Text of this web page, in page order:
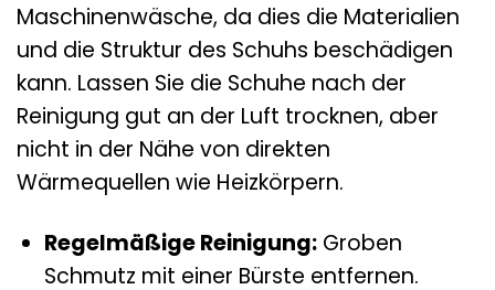
Maschinenwäsche, da dies die Materialien
und die Struktur des Schuhs beschädigen
kann. Lassen Sie die Schuhe nach der
Reinigung gut an der Luft trocknen, aber
nicht in der Nähe von direkten
Wärmequellen wie Heizkörpern.
Regelmäßige Reinigung:Groben
Schmutz mit einer Bürste entfernen.